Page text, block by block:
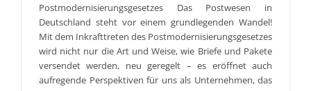
Postmodernisierungsgesetzes Das Postwesen in
Deutschland steht vor einem grundlegenden Wandel!
Mit dem Inkrafttreten des Postmodernisierungsgesetzes
wird nicht nur die Art und Weise, wie Briefe und Pakete
versendet werden, neu geregelt – es eröffnet auch
aufregende Perspektiven für uns als Unternehmen, das